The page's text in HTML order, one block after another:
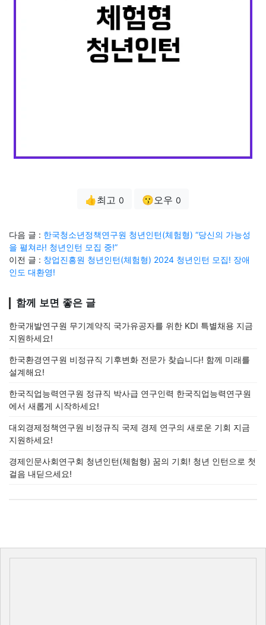
👍최고 0 😗오우 0
다음 글 : 한국청소년정책연구원 청년인턴(체험형) “당신의 가능성
을 펼쳐라! 청년인턴 모집 중!”
이전 글 : 창업진흥원 청년인턴(체험형) 2024 청년인턴 모집! 장애
인도 대환영!
함께 보면 좋은 글
한국개발연구원 무기계약직 국가유공자를 위한 KDI 특별채용 지금
지원하세요!
한국환경연구원 비정규직 기후변화 전문가 찾습니다! 함께 미래를
설계해요!
한국직업능력연구원 정규직 박사급 연구인력 한국직업능력연구원
에서 새롭게 시작하세요!
대외경제정책연구원 비정규직 국제 경제 연구의 새로운 기회 지금
지원하세요!
경제인문사회연구회 청년인턴(체험형) 꿈의 기회! 청년 인턴으로 첫
걸음 내딛으세요!